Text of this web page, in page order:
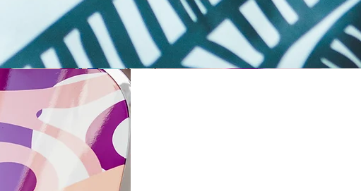
Voz de Varishana © Infinity Photography _ Nadica Petrova (foto y video)
TRICICLO © 2019 foto Nik Vidmar
Bufandas © 2017 foto Katja Žagar
Presentador © 2019 foto Miro Majcen (para POPTV)